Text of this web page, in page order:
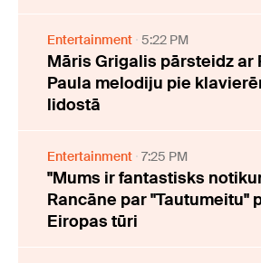
Entertainment 5:22 PM
Māris Grigalis pārsteidz ar
Paula melodiju pie
lidostā
Entertainment 7:25 PM
"Mums ir fantastisks
Rancāne par "Tautumeitu"
Eiropas tūri